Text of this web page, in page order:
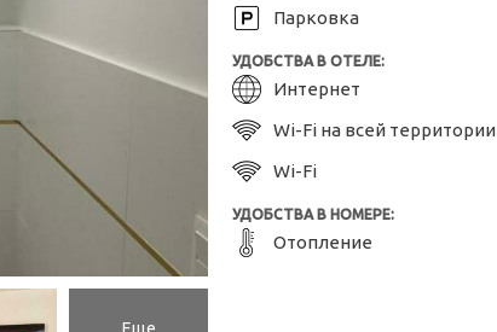
Парковка
УДОБСТВА В ОТЕЛЕ:
Интернет
Wi-Fi на всей территории
Wi-Fi
УДОБСТВА В НОМЕРЕ:
Отопление